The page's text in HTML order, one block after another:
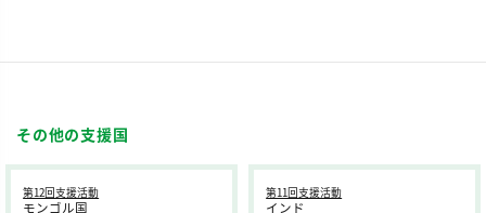
その他の支援国
第12回支援活動
モンゴル国
第11回支援活動
インド